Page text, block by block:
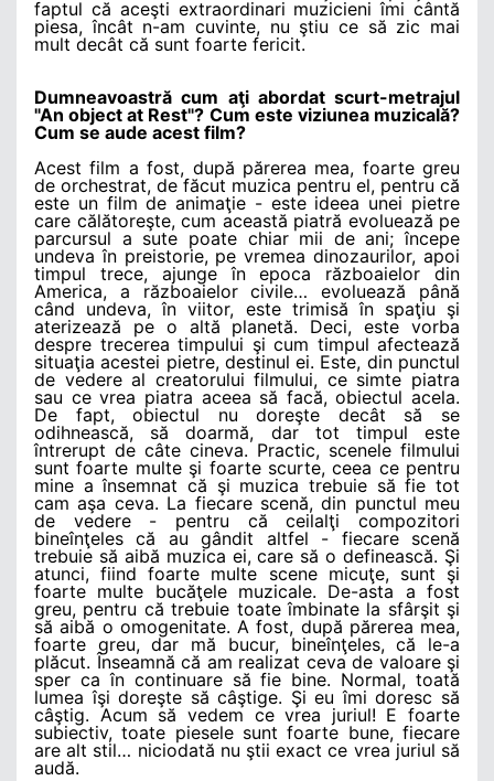
faptul că aceşti extraordinari muzicieni îmi cântă
piesa, încât n-am cuvinte, nu ştiu ce să zic mai
mult decât că sunt foarte fericit.
Dumneavoastră cum aţi abordat scurt-metrajul
"An object at Rest"? Cum este viziunea muzicală?
Cum se aude acest film?
Acest film a fost, după părerea mea, foarte greu
de orchestrat, de făcut muzica pentru el, pentru că
este un film de animaţie - este ideea unei pietre
care călătoreşte, cum această piatră evoluează pe
parcursul a sute poate chiar mii de ani; începe
undeva în preistorie, pe vremea dinozaurilor, apoi
timpul trece, ajunge în epoca războaielor din
America, a războaielor civile… evoluează până
când undeva, în viitor, este trimisă în spaţiu şi
aterizează pe o altă planetă. Deci, este vorba
despre trecerea timpului şi cum timpul afectează
situaţia acestei pietre, destinul ei. Este, din punctul
de vedere al creatorului filmului, ce simte piatra
sau ce vrea piatra aceea să facă, obiectul acela.
De fapt, obiectul nu doreşte decât să se
odihnească, să doarmă, dar tot timpul este
întrerupt de câte cineva. Practic, scenele filmului
sunt foarte multe şi foarte scurte, ceea ce pentru
mine a însemnat că şi muzica trebuie să fie tot
cam aşa ceva. La fiecare scenă, din punctul meu
de vedere - pentru că ceilalţi compozitori
bineînţeles că au gândit altfel - fiecare scenă
trebuie să aibă muzica ei, care să o definească. Şi
atunci, fiind foarte multe scene micuţe, sunt şi
foarte multe bucăţele muzicale. De-asta a fost
greu, pentru că trebuie toate îmbinate la sfârşit şi
să aibă o omogenitate. A fost, după părerea mea,
foarte greu, dar mă bucur, bineînţeles, că le-a
plăcut. Înseamnă că am realizat ceva de valoare şi
sper ca în continuare să fie bine. Normal, toată
lumea îşi doreşte să câştige. Şi eu îmi doresc să
câştig. Acum să vedem ce vrea juriul! E foarte
subiectiv, toate piesele sunt foarte bune, fiecare
are alt stil… niciodată nu ştii exact ce vrea juriul să
audă.